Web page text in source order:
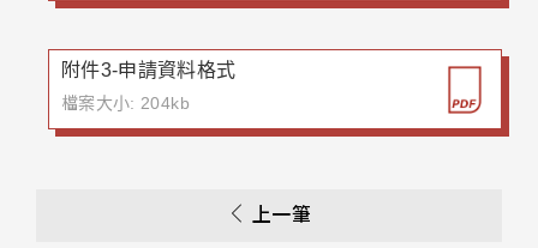
附件3-申請資料格式
檔案大小: 204kb
上一筆